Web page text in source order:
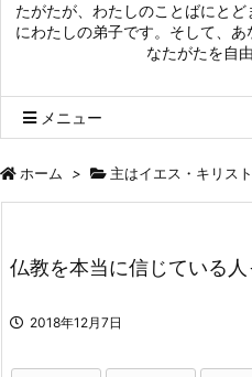
たがたが、わたしのことばにと
にわたしの弟子です。そして、
なたがたを自
メニュー
ホーム > 主はイエス・キリスト
仏教を本当に信じている
2018年12月7日